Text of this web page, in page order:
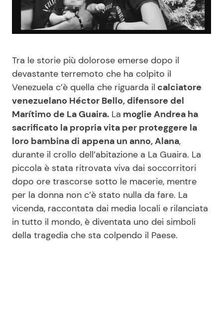
Mondo Mamma
Salute
Viaggi e Turismo
Festività
Le Ricette in TV
Ricette Facili e Veloci
Ricette Feste
Ricette per Bambini
Seguici
Info
Tra le storie più dolorose emerse dopo il
devastante terremoto che ha colpito il
Venezuela c’è quella che riguarda il calciatore
venezuelano Héctor Bello, difensore del
Marítimo de La Guaira. La moglie Andrea ha
sacrificato la propria vita per proteggere la
loro bambina di appena un anno, Alana,
durante il crollo dell’abitazione a La Guaira. La
piccola è stata ritrovata viva dai soccorritori
dopo ore trascorse sotto le macerie, mentre
per la donna non c’è stato nulla da fare. La
vicenda, raccontata dai media locali e rilanciata
in tutto il mondo, è diventata uno dei simboli
della tragedia che sta colpendo il Paese.